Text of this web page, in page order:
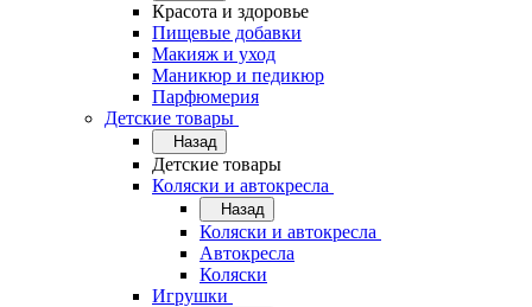
Красота и здоровье
Пищевые добавки
Макияж и уход
Маникюр и педикюр
Парфюмерия
Детские товары
Назад
Детские товары
Коляски и автокресла
Назад
Коляски и автокресла
Автокресла
Коляски
Игрушки